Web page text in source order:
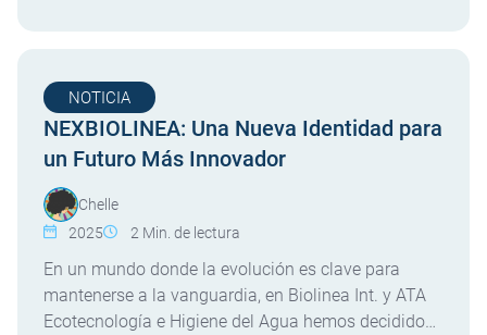
NEXBIOLINEA: Una Nueva Identidad para
un Futuro Más Innovador
NOTICIA
Chelle
2025
2 Min. de lectura
En un mundo donde la evolución es clave para
mantenerse a la vanguardia, en Biolinea Int. y ATA
Ecotecnología e Higiene del Agua hemos decidido